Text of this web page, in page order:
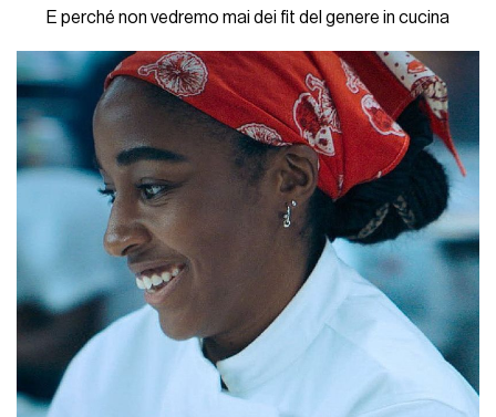
E perché non vedremo mai dei fit del genere in cucina